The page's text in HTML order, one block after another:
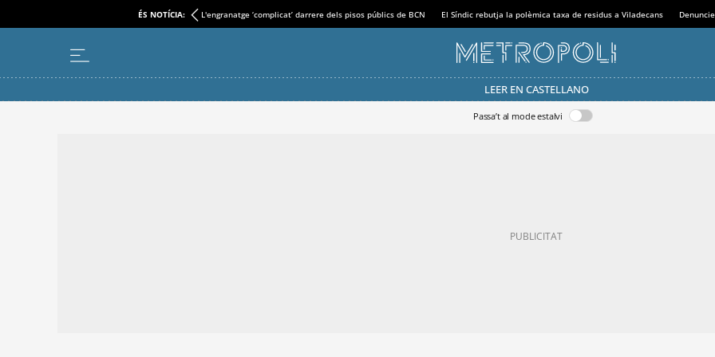
ÉS NOTÍCIA: L'engranatge ‘complicat’ darrere dels pisos públics de BCN El Síndic rebutja la polèmica taxa de residus a Viladecans
LEER EN CASTELLANO
Passa’t al mode estalvi